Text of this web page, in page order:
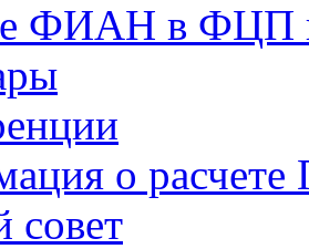
ФИАН в ФЦП
о
совет